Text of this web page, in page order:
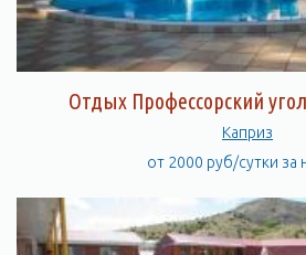
Отдых Профессорский
Каприз
от 2000 руб/сутки за